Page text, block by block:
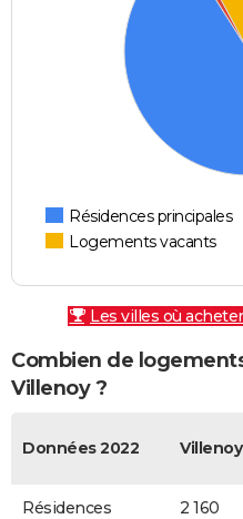
Résidences principales
Logements vacants
Les villes où
Combien de
Villenoy ?
Données 2022 Villenoy
Résidences
2 160